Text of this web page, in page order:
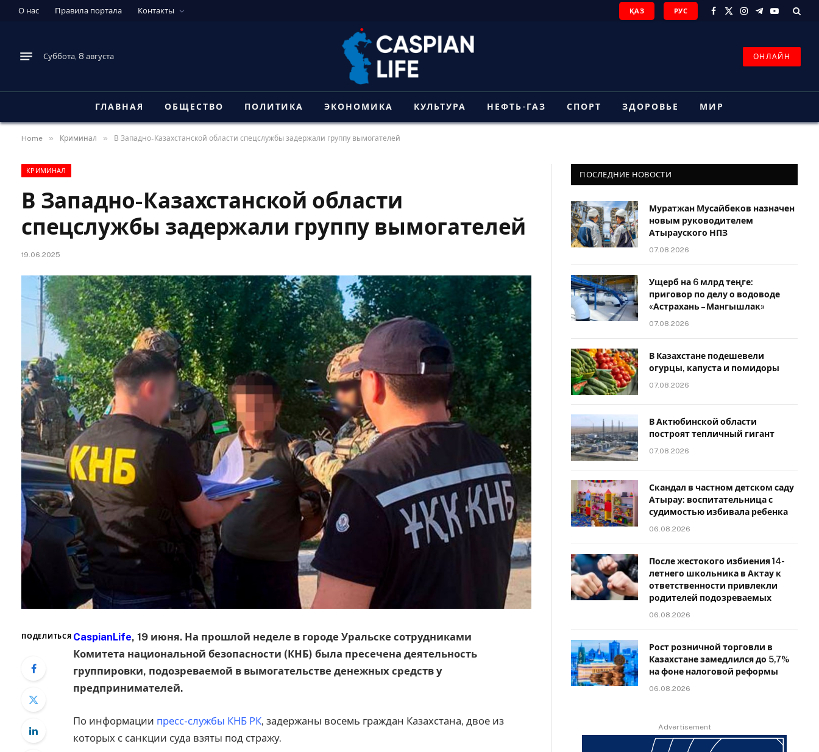
О нас Правила портала Контакты ҚАЗ РУС
Facebook
X
Instagram
Telegram
YouTube
Суббота, 8 августа ОНЛАЙН
ГЛАВНАЯ ОБЩЕСТВО ПОЛИТИКА ЭКОНОМИКА КУЛЬТУРА НЕФТЬ-ГАЗ СПОРТ ЗДОРОВЬЕ МИР
Home » Криминал » В Западно-Казахстанской области спецслужбы задержали группу вымогателей
КРИМИНАЛ
В Западно-Казахстанской области
спецслужбы задержали группу вымогателей
19.06.2025
ПОДЕЛИТЬСЯ CaspianLife, 19 июня. На прошлой неделе в городе Уральске сотрудниками
Комитета национальной безопасности (КНБ) была пресечена деятельность
группировки, подозреваемой в вымогательстве денежных средств у
предпринимателей.
По информации пресс-службы КНБ РК, задержаны восемь граждан Казахстана, двое из
которых с санкции суда взяты под стражу.
ПОСЛЕДНИЕ НОВОСТИ
Муратжан Мусайбеков назначен
новым руководителем
Атырауского НПЗ
07.08.2026
Ущерб на 6 млрд теңге:
приговор по делу о водоводе
«Астрахань – Мангышлак»
07.08.2026
В Казахстане подешевели
огурцы, капуста и помидоры
07.08.2026
В Актюбинской области
построят тепличный гигант
07.08.2026
Скандал в частном детском саду
Атырау: воспитательница с
судимостью избивала ребенка
06.08.2026
После жестокого избиения 14-
летнего школьника в Актау к
ответственности привлекли
родителей подозреваемых
06.08.2026
Рост розничной торговли в
Казахстане замедлился до 5,7%
на фоне налоговой реформы
06.08.2026
Advertisement